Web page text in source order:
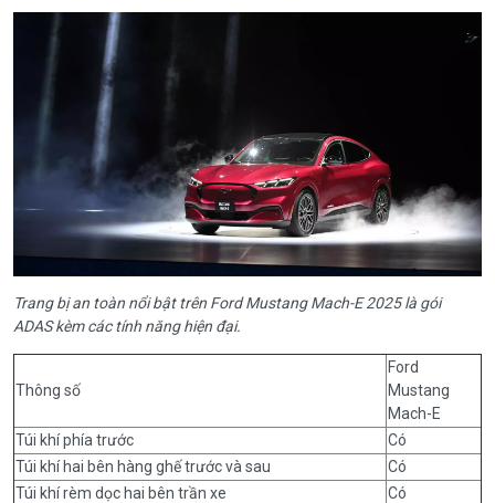
Trang bị an toàn nổi bật trên Ford Mustang Mach-E 2025 là gói
ADAS kèm các tính năng hiện đại.
Thông số
Ford
Mustang
Mach-E
Túi khí phía trước
Có
Túi khí hai bên hàng ghế trước và sau
Có
Túi khí rèm dọc hai bên trần xe
Có